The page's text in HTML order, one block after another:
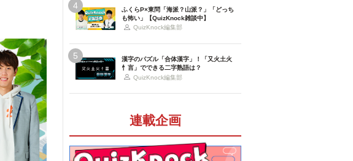
4
ふくらP×東問「海派？山派？」「どっち
も怖い」【QuizKnock雑談中】
QuizKnock編集部
5
漢字のパズル「合体漢字」！「又火土火
忄言」でできる二字熟語は？
QuizKnock編集部
連載企画